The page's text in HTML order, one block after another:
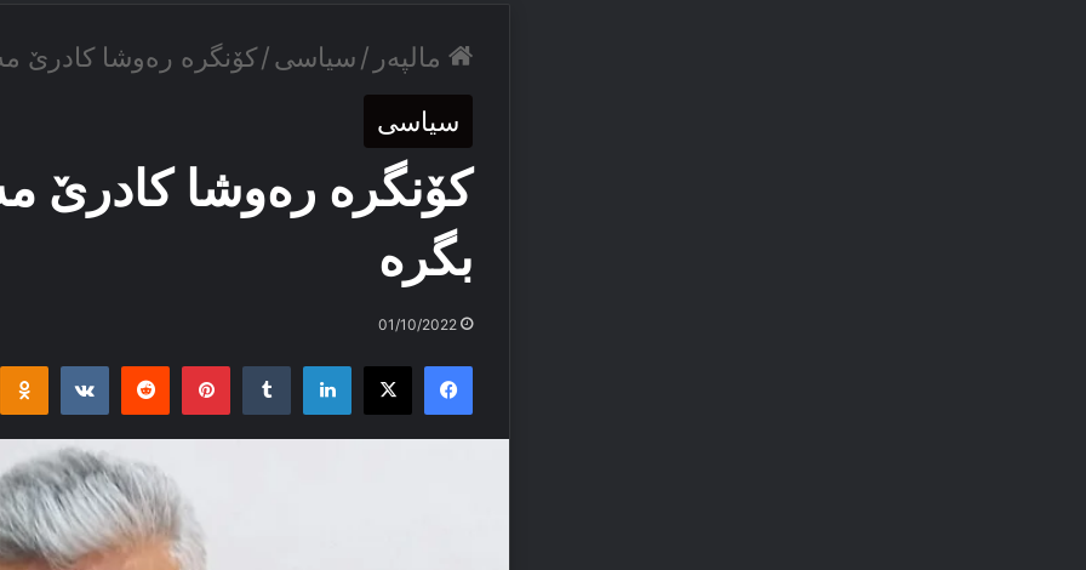
مالپەر /سیاسی/کۆنگرە رەوشا کادرێ
سیاسی
کۆنگرە رەوشا کادرێ
بگرە
01/10/2022
Facebook
X
LinkedIn
Tumblr
Pinterest
Reddit